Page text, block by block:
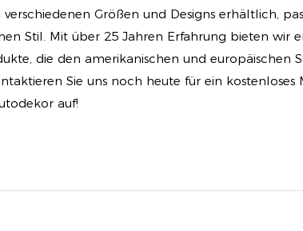
Größen und Designs erhältlich,
Stil. Mit über 25 Jahren Erfahrung bieten wir
die den amerikanischen und europäischen
Sie uns noch heute für ein kostenloses
auf!